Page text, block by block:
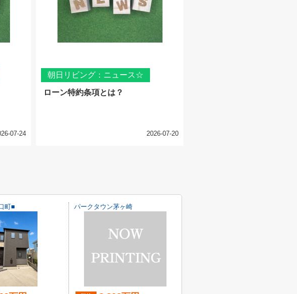
07-24
朝日リビング：ニュース☆
ローン特約条項とは？
2026-07-20
町■ パークタウン茅ヶ崎